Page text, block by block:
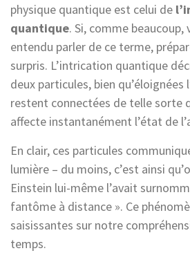
physique quantique est celui de
quantique. Si, comme beaucoup,
entendu parler de ce terme,
surpris. L’intrication quantique
deux particules, bien qu’éloignées
restent connectées de telle sorte
affecte instantanément l’état de
En clair, ces particules
lumière – du moins, c’est ainsi
Einstein lui-même l’avait
fantôme à distance ». Ce
saisissantes sur notre
temps.